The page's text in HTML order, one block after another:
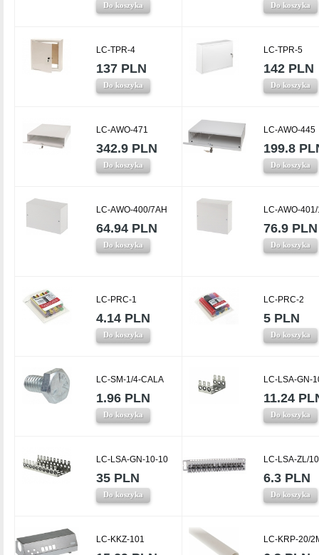
Do koszyka Do koszyka
LC-TPR-4
137 PLN
Do koszyka
LC-TPR-5
142 PLN
Do koszyka
LC-AWO-471
342.9 PLN
Do koszyka
LC-AWO-445
199.8
Do koszyka
LC-AWO-400/7AH
64.94 PLN
Do koszyka
LC-AWO-
76.9 PLN
Do koszyka
LC-PRC-1
4.14 PLN
Do koszyka
LC-PRC-2
5 PLN
Do koszyka
LC-SM-1/4-CALA
1.96 PLN
Do koszyka
LC-LSA-GN-
11.24
Do koszyka
LC-LSA-GN-10-10
35 PLN
Do koszyka
LC-LSA-ZL/10
6.3 PLN
Do koszyka
LC-KKZ-101 LC-KRP-20/